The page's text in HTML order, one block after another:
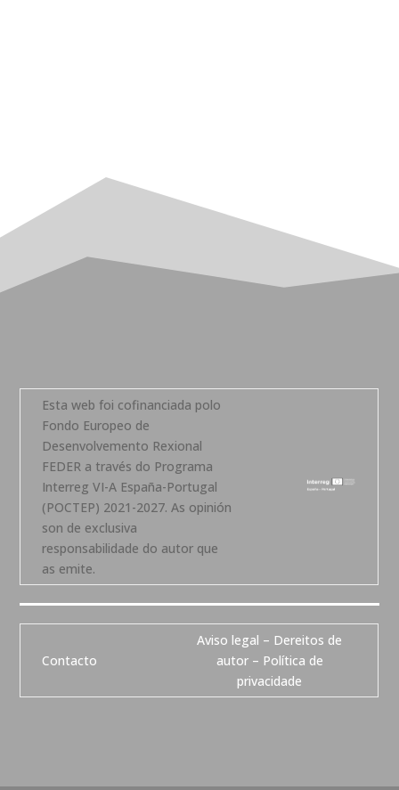
Esta web foi cofinanciada polo
Fondo Europeo de
Desenvolvemento Rexional
FEDER a través do Programa
Interreg VI-A España-Portugal
(POCTEP) 2021-2027. As opinión
son de exclusiva
responsabilidade do autor que
as emite.
Contacto
Aviso legal – Dereitos de
autor – Política de
privacidade